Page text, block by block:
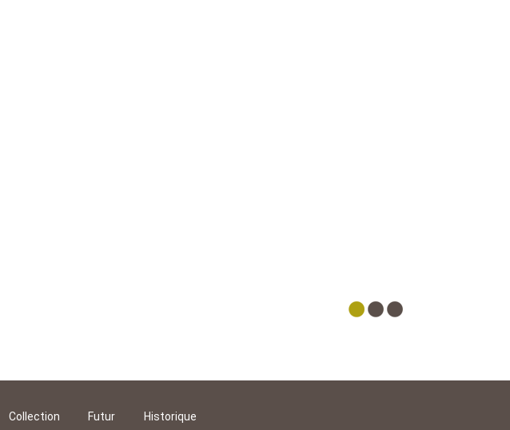
Collection Futur Historique